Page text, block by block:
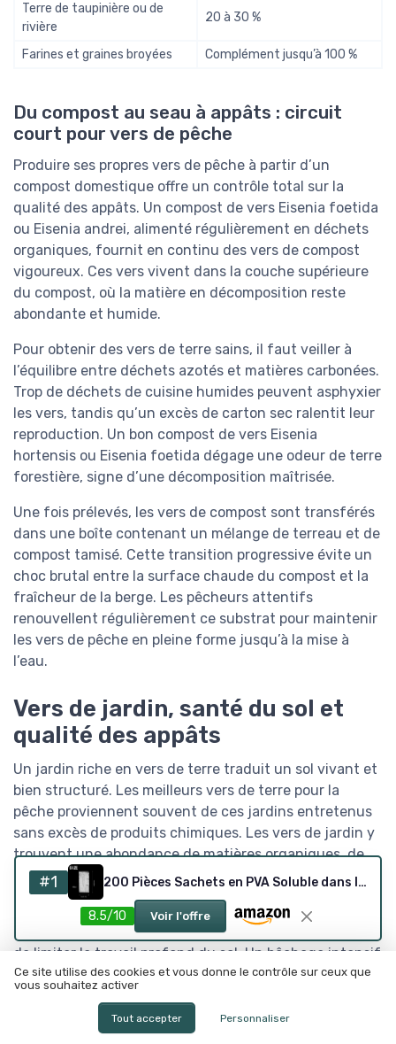
Terre de taupinière ou de
rivière
20 à 30 %
Farines et graines broyées Complément jusqu’à 100 %
Du compost au seau à appâts : circuit
court pour vers de pêche
Produire ses propres vers de pêche à partir d’un
compost domestique offre un contrôle total sur la
qualité des appâts. Un compost de vers Eisenia foetida
ou Eisenia andrei, alimenté régulièrement en déchets
organiques, fournit en continu des vers de compost
vigoureux. Ces vers vivent dans la couche supérieure
du compost, où la matière en décomposition reste
abondante et humide.
Pour obtenir des vers de terre sains, il faut veiller à
l’équilibre entre déchets azotés et matières carbonées.
Trop de déchets de cuisine humides peuvent asphyxier
les vers, tandis qu’un excès de carton sec ralentit leur
reproduction. Un bon compost de vers Eisenia
hortensis ou Eisenia foetida dégage une odeur de terre
forestière, signe d’une décomposition maîtrisée.
Une fois prélevés, les vers de compost sont transférés
dans une boîte contenant un mélange de terreau et de
compost tamisé. Cette transition progressive évite un
choc brutal entre la surface chaude du compost et la
fraîcheur de la berge. Les pêcheurs attentifs
renouvellent régulièrement ce substrat pour maintenir
les vers de pêche en pleine forme jusqu’à la mise à
l’eau.
Vers de jardin, santé du sol et
qualité des appâts
Un jardin riche en vers de terre traduit un sol vivant et
bien structuré. Les meilleurs vers de terre pour la
pêche proviennent souvent de ces jardins entretenus
sans excès de produits chimiques. Les vers de jardin y
trouvent une abondance de matières organiques, de
racines mortes et de micro-organismes qui nourrissent
leur croissance.
Pour favoriser la présence de vers de terre, il est utile
de limiter le travail profond du sol. Un bêchage intensif
coupe les galeries des vers et perturbe les espèces de
avec des déchets organiques protège la surface du sol
et crée un habitat idéal pour les vers de terreau et les
#1 200 Pièces Sachets en PVA Soluble dans l'eau Rapide, 7×14cm Sac Soluble Peche Carpe pour Tous Les Types D'appâts à Granulés, vers de Terre, Maïs pour Nicher
8.5/10 Voir l'offre
Ce site utilise des cookies et vous donne le contrôle sur ceux que
vous souhaitez activer
Tout accepter Personnaliser